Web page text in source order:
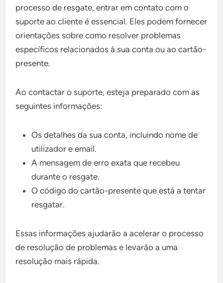
processo de resgate, entrar em contato com o
suporte ao cliente é essencial. Eles podem fornecer
orientações sobre como resolver problemas
específicos relacionados à sua conta ou ao cartão-
presente.
Ao contactar o suporte, esteja preparado com as
seguintes informações:
Os detalhes da sua conta, incluindo nome de
utilizador e email.
A mensagem de erro exata que recebeu
durante o resgate.
O código do cartão-presente que está a tentar
resgatar.
Essas informações ajudarão a acelerar o processo
de resolução de problemas e levarão a uma
resolução mais rápida.